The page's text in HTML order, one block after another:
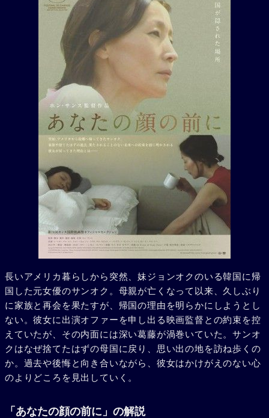
長いアメリカ暮らしから突然、妹ジョンオクのいる韓国に帰
国した元女優のサンオク。母親が亡くなって以来、久しぶり
に家族と再会を果たすが、帰国の理由を明らかにしようとし
ない。彼女に出演オファーを申し出る映画監督との約束を控
えていたが、その内面には深い葛藤が渦巻いていた。サンオ
クはなぜ捨てたはずの母国に戻り、思い出の地を訪ね歩くの
か。過去や後悔と向き合いながら、彼女はかけがえのない心
のよりどころを見出していく。
「あなたの顔の前に」の解説